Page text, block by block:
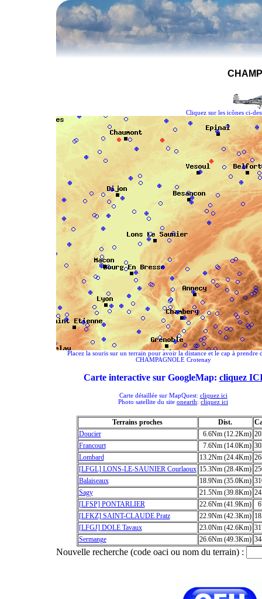
Cliquez sur les icônes ci-
Placez la souris sur un terrain pour avoir la distance et le cap à prendre
CHAMPAGNOLE Crotenay
Carte interactive sur GoogleMap: cliquez
Carte détaillée sur MapQuest: cliquez ici
Photo satellite du site onearth: cliquez ici
Terrains proches Dist.
Doucier
6.6Nm (12.2Km)
Francourt
7.6Nm (14.0Km)
Lombard
13.2Nm (24.4Km)
[LFGL] LONS-LE-SAUNIER Courlaoux 15.3Nm (28.4Km)
Balaiseaux
18.9Nm (35.0Km)
Sagy
21.5Nm (39.8Km)
[LFSP] PONTARLIER
22.6Nm (41.9Km)
[LFKZ] SAINT-CLAUDE Pratz
22.9Nm (42.3Km)
[LFGJ] DOLE Tavaux
23.0Nm (42.6Km)
Sermange
26.6Nm (49.3Km)
Nouvelle recherche (code oaci ou nom du terrain) :